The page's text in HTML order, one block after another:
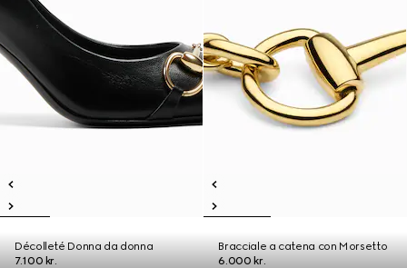
Décolleté Donna da donna
7.100 kr.
Bracciale a catena con Morsetto
6.000 kr.